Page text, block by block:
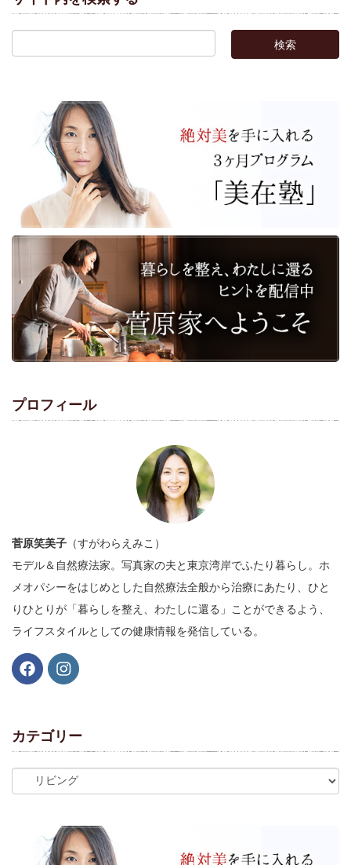
プロフィール
菅原笑美子 （すがわらえみこ）
モデル＆自然療法家。写真家の夫と東京湾岸でふたり暮らし。ホ
メオパシーをはじめとした自然療法全般から治療にあたり、ひと
りひとりが「暮らしを整え、わたしに還る」ことができるよう、
ライフスタイルとしての健康情報を発信している。
カテゴリー